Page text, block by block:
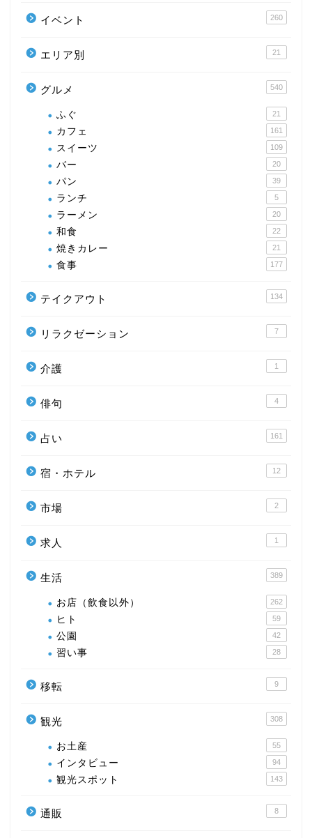
イベント 260
エリア別 21
グルメ 540
ふぐ 21
カフェ 161
スイーツ 109
バー 20
パン 39
ランチ 5
ラーメン 20
和食 22
焼きカレー 21
食事 177
テイクアウト 134
リラクゼーション 7
介護 1
俳句 4
占い 161
宿・ホテル 12
市場 2
求人 1
生活 389
お店（飲食以外） 262
ヒト 59
公園 42
習い事 28
移転 9
観光 308
お土産 55
インタビュー 94
観光スポット 143
通販 8